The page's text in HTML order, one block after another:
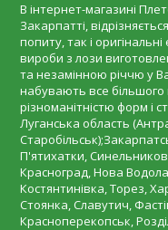
В інтернет-магазині
Закарпатті,
попиту, так і
вироби з лози
та незамінною річчю у
набувають все
різноманітністю форм і
Луганська область
П'ятихатки,
Красноград, Нова
Костянтинівка, Торез,
Стоянка, Славутич,
Красноперекопськ,